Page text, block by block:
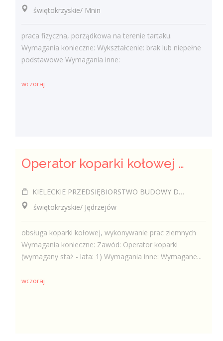
świętokrzyskie/ Mnin
praca fizyczna, porządkowa na terenie tartaku.
Wymagania konieczne: Wykształcenie: brak lub niepełne
podstawowe Wymagania inne:
wczoraj
Operator koparki kołowej k/m
KIELECKIE PRZEDSIĘBIORSTWO BUDOWY DRÓG I MOSTÓW SPÓŁKA Z OGRANICZONĄ ODPOWIEDZIALNOŚCIĄ
świętokrzyskie/ Jędrzejów
obsługa koparki kołowej, wykonywanie prac ziemnych
Wymagania konieczne: Zawód: Operator koparki
(wymagany staż - lata: 1) Wymagania inne: Wymagane...
wczoraj